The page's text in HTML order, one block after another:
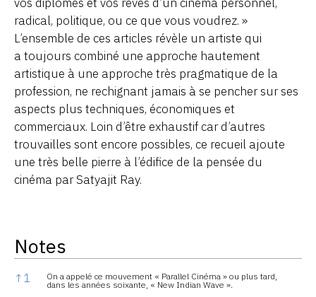
radical, politique, ou ce que vous voudrez. »
L’ensemble de ces articles révèle un artiste qui
a toujours combiné une approche hautement
artistique à une approche très pragmatique de la
profession, ne rechignant jamais à se pencher sur ses
aspects plus techniques, économiques et
commerciaux. Loin d’être exhaustif car d’autres
trouvailles sont encore possibles, ce recueil ajoute
une très belle pierre à l’édifice de la pensée du
cinéma par Satyajit Ray.
Notes
Notes
↑ 1
On a appelé ce mouvement « Parallel Cinéma » ou plus tard,
dans les années soixante, « New Indian Wave ».